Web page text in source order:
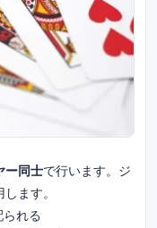
ー同士で行います。ジ
ます。
られる